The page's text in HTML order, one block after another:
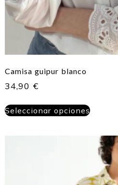
Camisa guipur blanco
34,90 €
Seleccionar opciones